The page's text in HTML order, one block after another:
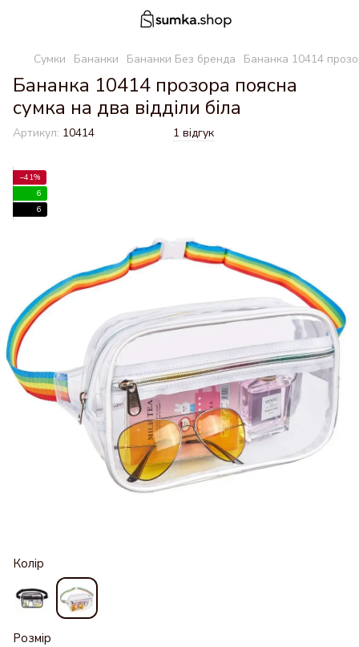
Сумки Бананки Бананки Без бренда Бананка 10414
Бананка 10414 прозора поясна
сумка на два відділи біла
Артикул: 10414 1 відгук
−41%
6
6
Колір
Розмір